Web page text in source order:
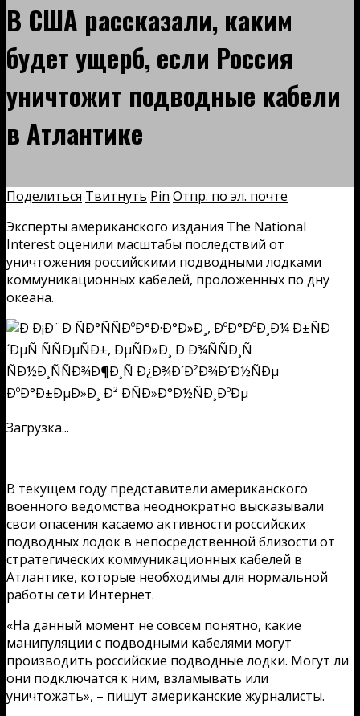
В США рассказали, каким
будет ущерб, если Россия
уничтожит подводные кабели
в Атлантике
Поделиться Твитнуть Pin Отпр. по эл. почте
Эксперты американского издания The National
Interest оценили масштабы последствий от
уничтожения российскими подводными лодками
коммуникационных кабелей, проложенных по дну
океана.
Загрузка...
В текущем году представители американского
военного ведомства неоднократно высказывали
свои опасения касаемо активности российских
подводных лодок в непосредственной близости от
стратегических коммуникационных кабелей в
Атлантике, которые необходимы для нормальной
работы сети Интернет.
«На данный момент не совсем понятно, какие
манипуляции с подводными кабелями могут
производить российские подводные лодки. Могут ли
они подключатся к ним, взламывать или
уничтожать», – пишут американские журналисты.